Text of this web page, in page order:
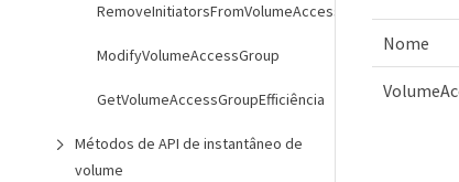
RemoveInitiatorsFromVolumeAccessGroup
ModifyVolumeAccessGroup
GetVolumeAccessGroupEfficiência
Métodos de API de instantâneo de
volume
Nome